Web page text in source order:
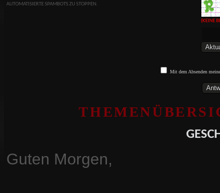
AUTOMATISIERTE SPAMBOTS ZU STOPPEN.
(KEINE
Mit dem Absenden
Guten Morgen,